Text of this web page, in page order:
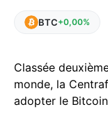
BTC+0,00%
Classée
monde, la
adopter le